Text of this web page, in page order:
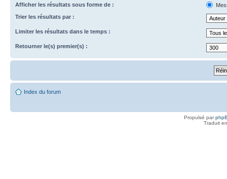
Afficher les résultats sous forme de :
Trier les résultats par :
Limiter les résultats dans le temps :
Retourner le(s) premier(s) :
Index du forum
Propulsé par
Traduit